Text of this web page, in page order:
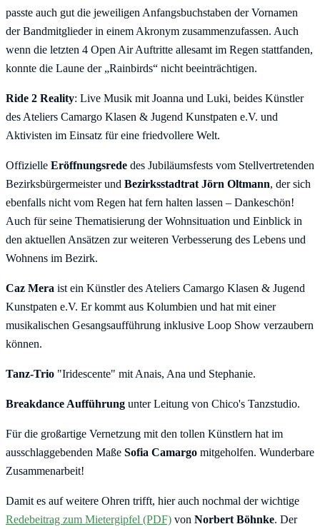
passte auch gut die jeweiligen Anfangsbuchstaben der Vornamen
der Bandmitglieder in einem Akronym zusammenzufassen. Auch
wenn die letzten 4 Open Air Auftritte allesamt im Regen stattfanden,
konnte die Laune der „Rainbirds“ nicht beeinträchtigen.
Ride 2 Reality: Live Musik mit Joanna und Luki, beides Künstler
des Ateliers Camargo Klasen & Jugend Kunstpaten e.V. und
Aktivisten im Einsatz für eine friedvollere Welt.
Offizielle Eröffnungsrede des Jubiläumsfests vom Stellvertretenden
Bezirksbürgermeister und Bezirksstadtrat Jörn Oltmann, der sich
ebenfalls nicht vom Regen hat fern halten lassen – Dankeschön!
Auch für seine Thematisierung der Wohnsituation und Einblick in
den aktuellen Ansätzen zur weiteren Verbesserung des Lebens und
Wohnens im Bezirk.
Caz Mera ist ein Künstler des Ateliers Camargo Klasen & Jugend
Kunstpaten e.V. Er kommt aus Kolumbien und hat mit einer
musikalischen Gesangsaufführung inklusive Loop Show verzaubern
können.
Tanz-Trio "Iridescente" mit Anais, Ana und Stephanie.
Breakdance Aufführung unter Leitung von Chico's Tanzstudio.
Für die großartige Vernetzung mit den tollen Künstlern hat im
ausschlaggebenden Maße Sofia Camargo mitgeholfen. Wunderbare
Zusammenarbeit!
Damit es auf weitere Ohren trifft, hier auch nochmal der wichtige
Redebeitrag zum Mietergipfel (PDF) von Norbert Böhnke. Der